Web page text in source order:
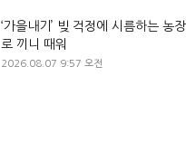
‘가을내기’ 빚 걱정에 시름하는 농
로 끼니 때워
2026.08.07 9:57 오전